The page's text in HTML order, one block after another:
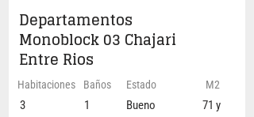
Departamentos
Monoblock 03 Chajari
Entre Rios
Habitaciones
3
Baños
1
Estado
Bueno
M2
71 y